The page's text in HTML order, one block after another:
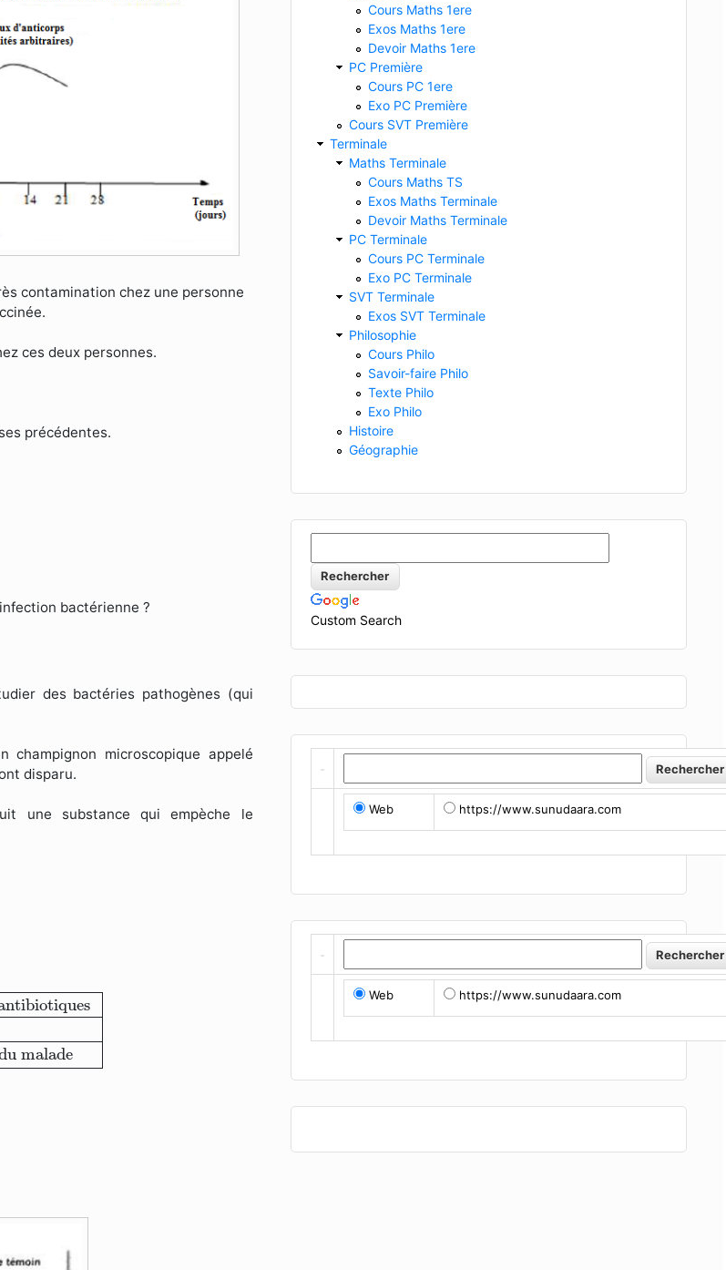
contamination chez une personne
ces deux personnes.
précédentes.
bactérienne ?
des bactéries pathogènes (qui
microscopique appelé
disparu.
une substance qui empèche le
malade
virale Angine d'origine bactérienne Guérison du malade
Cours Maths 1ere
Exos Maths 1ere
Devoir Maths 1ere
PC Première
Cours PC 1ere
Exo PC Première
Cours SVT Première
Terminale
Maths Terminale
Cours Maths TS
Exos Maths Terminale
Devoir Maths Terminale
PC Terminale
Cours PC Terminale
Exo PC Terminale
SVT Terminale
Exos SVT Terminale
Philosophie
Cours Philo
Savoir-faire Philo
Texte Philo
Exo Philo
Histoire
Géographie
Custom Search
Web https://www.sunudaara.com
Web https://www.sunudaara.com